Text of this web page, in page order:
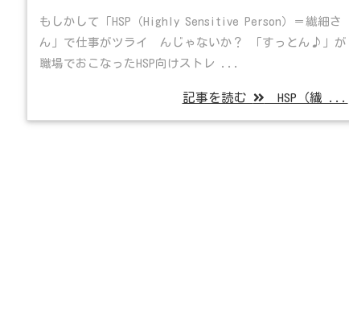
もしかして「HSP（Highly Sensitive Person）＝繊細さ
ん」で仕事がツライ んじゃないか？ 「すっとん♪」が
職場でおこなったHSP向けストレ ...
記事を読む HSP（繊 ...